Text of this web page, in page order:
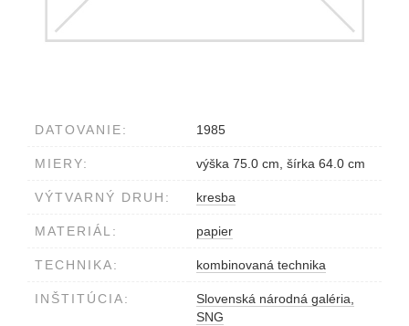
DATOVANIE: 1985
MIERY: výška 75.0 cm, šírka 64.0 cm
VÝTVARNÝ DRUH: kresba
MATERIÁL: papier
TECHNIKA: kombinovaná technika
INŠTITÚCIA:
Slovenská národná galéria,
SNG